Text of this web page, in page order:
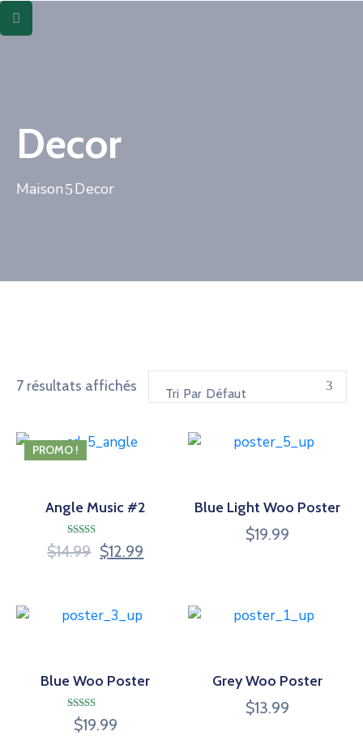
ACTUS
&
ACTUS
&
Decor
Maison Decor
7 résultats affichés Tri Par Défaut
PROMO !
Angle Music #2
Note
4.50
$14.99 Le
était :
$12.99
Blue Light Woo Poster
$19.99
Blue Woo Poster
Note
4.00
$19.99
Grey Woo Poster
$13.99